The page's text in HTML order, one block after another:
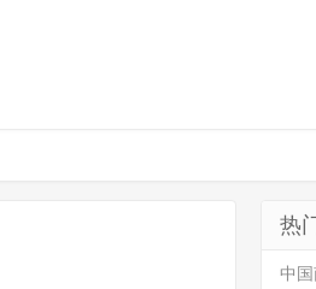
热
中